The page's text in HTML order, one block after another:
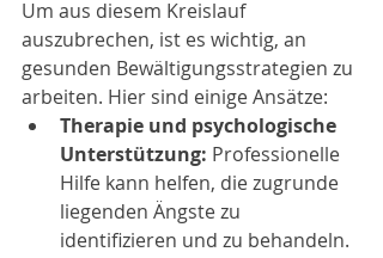
Um aus diesem Kreislauf
auszubrechen, ist es wichtig, an
gesunden Bewältigungsstrategien zu
arbeiten. Hier sind einige Ansätze:
Therapie und psychologische
Unterstützung: Professionelle
Hilfe kann helfen, die zugrunde
liegenden Ängste zu
identifizieren und zu behandeln.